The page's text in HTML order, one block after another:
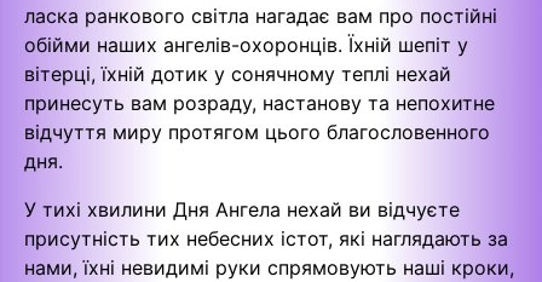
ласка ранкового світла нагадає вам про постійні
обійми наших ангелів-охоронців. Їхній шепіт у
вітерці, їхній дотик у сонячному теплі нехай
принесуть вам розраду, настанову та непохитне
відчуття миру протягом цього благословенного
дня.
У тихі хвилини Дня Ангела нехай ви відчуєте
присутність тих небесних істот, які наглядають за
нами, їхні невидимі руки спрямовують наші кроки,